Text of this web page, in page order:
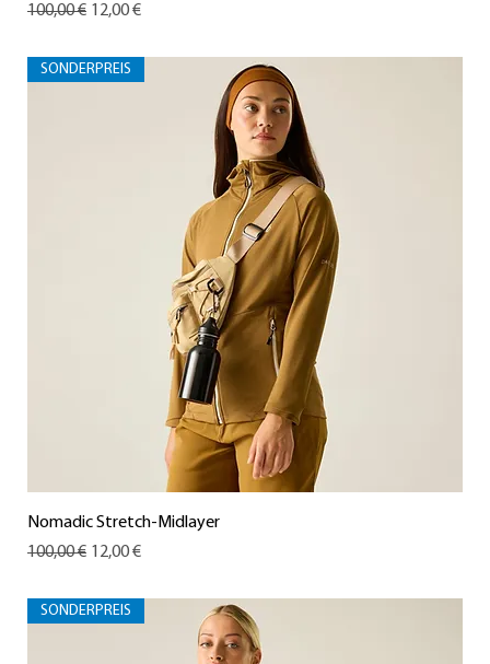
Standardpreis
100,00 € Sale-Preis
12,00 €
SONDERPREIS
Nomadic Stretch-Midlayer
Standardpreis
100,00 € Sale-Preis
12,00 €
SONDERPREIS